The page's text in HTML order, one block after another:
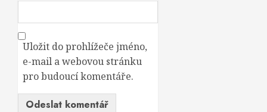
Uložit do prohlížeče jméno,
e-mail a webovou stránku
pro budoucí komentáře.